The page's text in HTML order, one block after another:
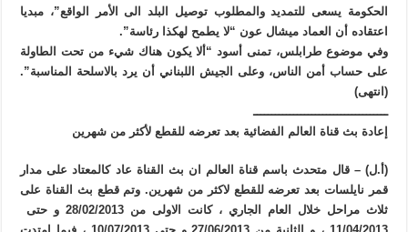
الحكومة يسعى للتمديد والمطلوب توصيل البلد الى الأمر الواقع”، مبديا
اعتقاده أن العماد ميشال عون “لا يطمح لهكذا رئاسة”.
وفي موضوع طرابلس، تمنى أسود “ألا يكون هناك شيء من تحت الطاولة
على حساب أمن الناس، وعلى الجيش اللبناني أن يرد بالاسلحة المناسبة”.
(انتهى)
ـــــــــــــــــــــــــــــــــــــ
إعادة بث قناة العالم الفضائية بعد تعرضه للقطع لأكثر من شهرين
(أ.ل) – قال متحدث باسم قناة العالم ان بث القناة عاد کالمعتاد علی مدار
قمر نایلسات بعد تعرضه للقطع لاکثر من شهرین. وتم قطع بث القناة علی
ثلاث مراحل خلال العام الجاري ، کانت الاولی من 28/02/2013 و حتی